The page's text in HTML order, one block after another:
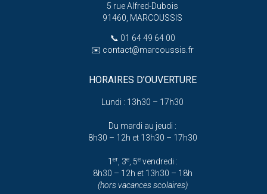
5 rue Alfred-Dubois
91460, MARCOUSSIS
📞 01 64 49 64 00
✉️ contact@marcoussis.fr
HORAIRES D’OUVERTURE
Lundi : 13h30 – 17h30
Du mardi au jeudi :
8h30 – 12h et 13h30 – 17h30
1 er, 3e, 5evendredi :
8h30 – 12h et 13h30 – 18h
(hors vacances scolaires)